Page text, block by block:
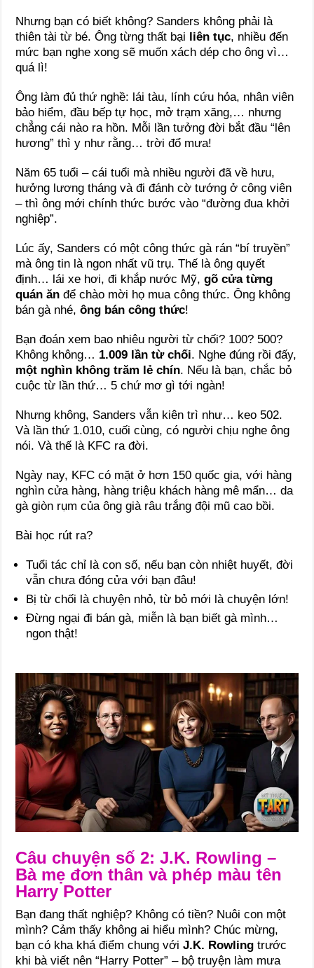
Nhưng bạn có biết không? Sanders không phải là
thiên tài từ bé. Ông từng thất bại
liên tục, nhiều đến
mức bạn nghe xong sẽ muốn xách dép cho ông vì…
quá lì!
Ông làm đủ thứ nghề: lái tàu, lính cứu hỏa, nhân viên
bảo hiểm, đầu bếp tự học, mở trạm xăng,… nhưng
chẳng cái nào ra hồn. Mỗi lần tưởng đời bắt đầu “lên
hương” thì y như rằng… trời đổ mưa!
Năm 65 tuổi – cái tuổi mà nhiều người đã về hưu,
hưởng lương tháng và đi đánh cờ tướng ở công viên
– thì ông mới chính thức bước vào “đường đua khởi
nghiệp”.
Lúc ấy, Sanders có một công thức gà rán “bí truyền”
mà ông tin là ngon nhất vũ trụ. Thế là ông quyết
định… lái xe hơi, đi khắp nước Mỹ,gõ cửa từng
quán ăn để chào mời họ mua công thức. Ông không
bán gà nhé,ông bán công thức!
Bạn đoán xem bao nhiêu người từ chối? 100? 500?
Không không… 1.009 lần từ chối. Nghe đúng rồi đấy,
một nghìn không trăm lẻ chín. Nếu là bạn, chắc bỏ
cuộc từ lần thứ… 5 chứ mơ gì tới ngàn!
Nhưng không, Sanders vẫn kiên trì như… keo 502.
Và lần thứ 1.010, cuối cùng, có người chịu nghe ông
nói. Và thế là KFC ra đời.
Ngày nay, KFC có mặt ở hơn 150 quốc gia, với hàng
nghìn cửa hàng, hàng triệu khách hàng mê mẩn… da
gà giòn rụm của ông già râu trắng đội mũ cao bồi.
Bài học rút ra?
Tuổi tác chỉ là con số, nếu bạn còn nhiệt huyết, đời
vẫn chưa đóng cửa với bạn đâu!
Bị từ chối là chuyện nhỏ, từ bỏ mới là chuyện lớn!
Đừng ngại đi bán gà, miễn là bạn biết gà mình…
ngon thật!
Câu chuyện số 2: J.K. Rowling –
Bà mẹ đơn thân và phép màu tên
Harry Potter
Bạn đang thất nghiệp? Không có tiền? Nuôi con một
mình? Cảm thấy không ai hiểu mình? Chúc mừng,
bạn có kha khá điểm chung vớiJ.K. Rowling trước
khi bà viết nên “Harry Potter” – bộ truyện làm mưa